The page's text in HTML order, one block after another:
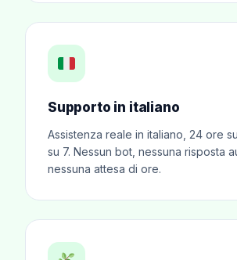
Supporto in italiano
Assistenza reale in italiano, 24 ore
su 7. Nessun bot, nessuna risposta
nessuna attesa di ore.